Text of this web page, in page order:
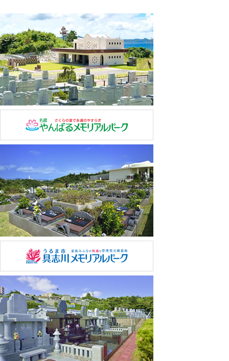
当協会は、取得した個人情報の適正な管理のために、取
扱い責任者を任命し、その責任の所在をを明確に致しま
す。
当協会は、取得した個人情報の取扱い責任者および取扱
いに関わる者に対し、ガイドラインの周知徹底を行い、
その管理・監督を致します。また、外部に取得した情報
を委託する事は致しません。
当協会は、公的な各種の基準やガイドラインなどを参考
にしながら、個人情報の安全管理の対策や措置を実施致
します。
当協会は、個人情報の取扱いに関するお客様からのお問
合せ・ご相談などに適切に対応致します。
当協会は、個人情報の保護・管理に必要な対策や措置に
関して、継続的な改善を実施していきます。
当協会は、法令を遵守し、公安・警察・裁判所・その他
の正当な各種機関からの情報開示の申し出に対しては、
お客様への同意無しに、その要請や指示に従うものと致
します。
【２】安全管理に関する方針
公益財団法人沖縄県メモリアル整備協会（以下、当協会
適切に実行するように努めます。
当協会は、取得した個人情報に関して、技術的な各種の
保護方策、情報へのアクセス権限やその管理、情報の外
部持出しに対する物理的な制限の設置、不正な外部から
の情報アクセスを防止する方策、またセキュリティのチ
ェック体制を常に確認・改善する対策を徹底する事によ
って、不正なアクセス・情報漏えい・改ざん・消失・き